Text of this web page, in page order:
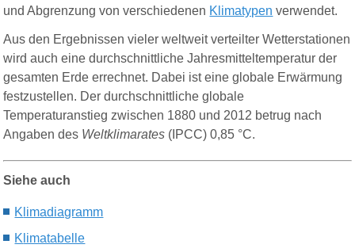
und Abgrenzung von verschiedenen Klimatypen verwendet.
Aus den Ergebnissen vieler weltweit verteilter Wetterstationen
wird auch eine durchschnittliche Jahresmitteltemperatur der
gesamten Erde errechnet. Dabei ist eine globale Erwärmung
festzustellen. Der durchschnittliche globale
Temperaturanstieg zwischen 1880 und 2012 betrug nach
Angaben des Weltklimarates (IPCC) 0,85 °C.
Siehe auch
K limadiagramm
K limatabelle